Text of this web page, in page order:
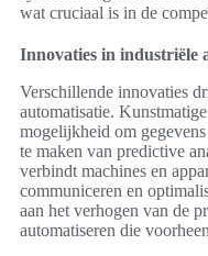
wat cruciaal is in de
Innovaties in industriële
Verschillende innovaties
automatisatie.
mogelijkheid om
te maken van predictive
verbindt machines en
communiceren en
aan het verhogen van de
automatiseren die